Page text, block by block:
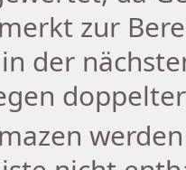
zur
der